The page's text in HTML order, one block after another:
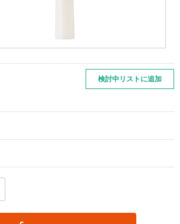
検討中リストに追加